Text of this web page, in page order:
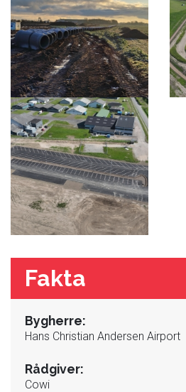
Fakta
Bygherre:
Hans Christian Andersen Airport
Rådgiver:
Cowi